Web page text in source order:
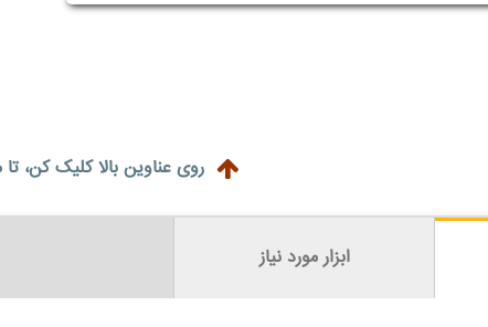
روی عناوین بالا کلیک کن،
ابزار مورد نیاز